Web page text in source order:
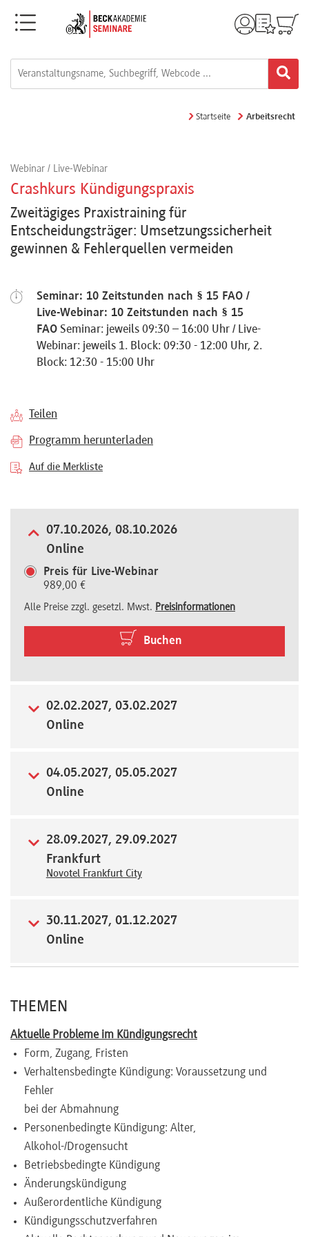
Menü
e-
Referenten
Kontakt
Über
Preisvorteile
Startseite Arbeitsrecht
Webinar / Live-Webinar
Crashkurs Kündigungspraxis
Zweitägiges Praxistraining für
Entscheidungsträger: Umsetzungssicherheit
gewinnen & Fehlerquellen vermeiden
Seminar: 10 Zeitstunden nach § 15 FAO /
Live-Webinar: 10 Zeitstunden nach § 15
FAO Seminar: jeweils 09:30 – 16:00 Uhr / Live-
Webinar: jeweils 1. Block: 09:30 - 12:00 Uhr, 2.
Block: 12:30 - 15:00 Uhr
Teilen
Programm herunterladen
Auf die Merkliste
07.10.2026, 08.10.2026
Online
Preis für Live-Webinar
989,00 €
Alle Preise zzgl. gesetzl. Mwst. Preisinformationen
Buchen
02.02.2027, 03.02.2027
Online
04.05.2027, 05.05.2027
Online
28.09.2027, 29.09.2027
Frankfurt
Novotel Frankfurt City
30.11.2027, 01.12.2027
Online
THEMEN
Aktuelle Probleme im Kündigungsrecht
Form, Zugang, Fristen
Verhaltensbedingte Kündigung: Voraussetzung und
Fehler
bei der Abmahnung
Personenbedingte Kündigung: Alter,
Alkohol-/Drogensucht
Betriebsbedingte Kündigung
Änderungskündigung
Außerordentliche Kündigung
Kündigungsschutzverfahren